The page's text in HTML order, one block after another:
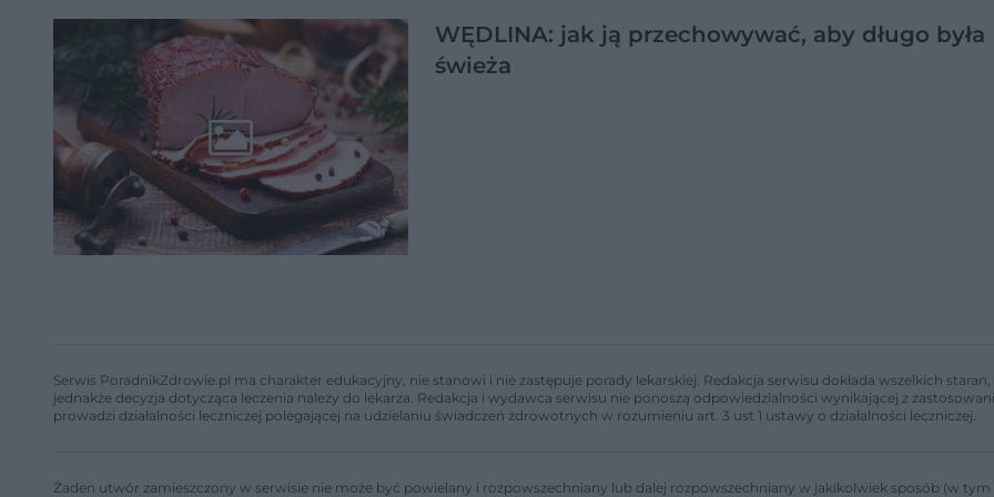
WĘDLINA: jak ją przechowywać, aby długo była
świeża
Serwis PoradnikZdrowie.pl ma charakter edukacyjny, nie stanowi i nie zastępuje porady lekarskiej. Redakcja serwisu dokłada wszelkich
jednakże decyzja dotycząca leczenia należy do lekarza. Redakcja i wydawca serwisu nie ponoszą odpowiedzialności wynikającej z
prowadzi działalności leczniczej polegającej na udzielaniu świadczeń zdrowotnych w rozumieniu art. 3 ust 1 ustawy o działalności leczniczej.
Żaden utwór zamieszczony w serwisie nie może być powielany i rozpowszechniany lub dalej rozpowszechniany w jakikolwiek sposób (w